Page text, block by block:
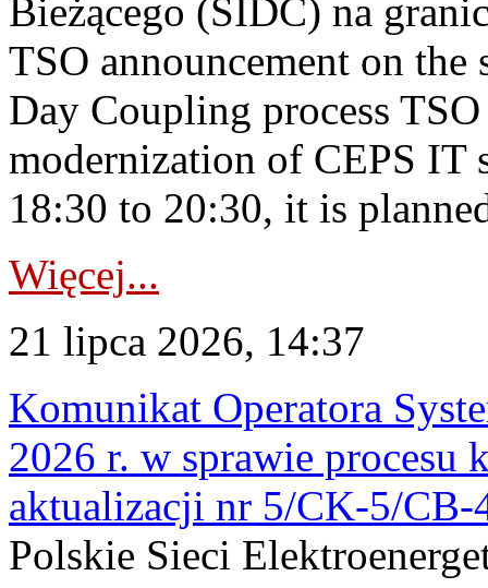
Bieżącego (SIDC) na
TSO announcement on
Day Coupling process
modernization of CEPS IT
18:30 to 20:30, it is
Więcej...
21 lipca 2026, 14:37
Komunikat Operatora
2026 r. w sprawie
aktualizacji nr 5/CK-5/CB-
Polskie Sieci